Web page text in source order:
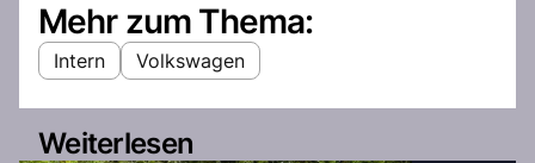
Mehr zum Thema:
Intern Volkswagen
Weiterlesen